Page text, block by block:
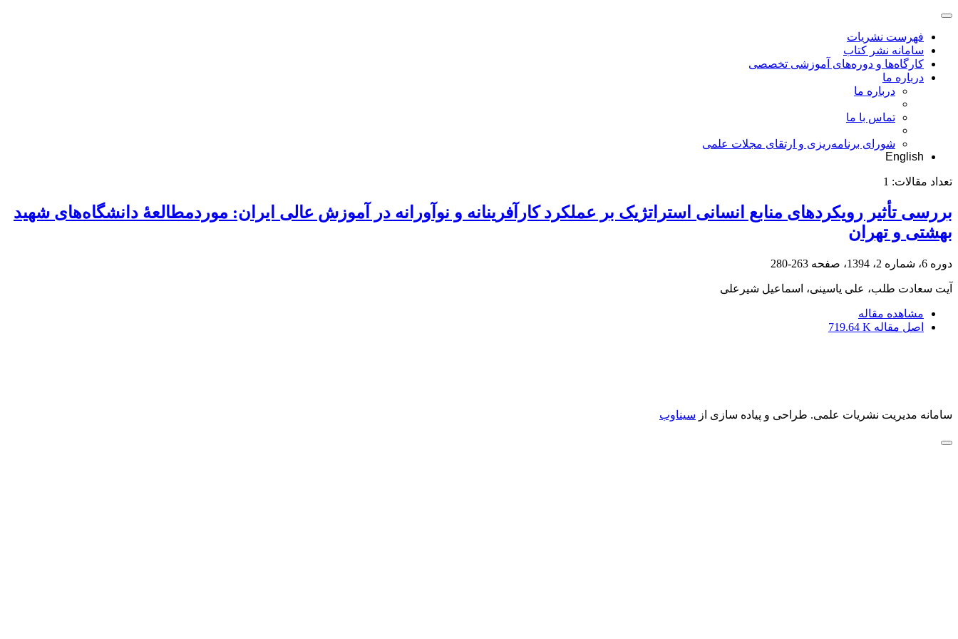
فهرست نشریات
سامانه نشر کتاب
کارگاه‌ها و دوره‌های آموزشی تخصصی
درباره ما
درباره ما
تماس با ما
شورای برنامه‌ریزی و ارتقای مجلات علمی
English
تعداد مقالات: 1
بررسی تأثیر رویکردهای منابع انسانی استراتژیک بر عملکرد کارآفرینانه و نوآورانه در آموزش عالی ایران: موردمطالعۀ دانشگاه‌های شهید
بهشتی و تهران
دوره 6، شماره 2، 1394، صفحه 263-280
آیت سعادت طلب، علی یاسینی، اسماعیل شیرعلی
مشاهده مقاله
اصل مقاله 719.64 K
سامانه مدیریت نشریات علمی. طراحی و پیاده سازی از سیناوب